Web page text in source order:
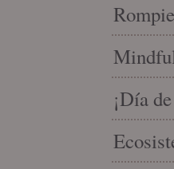
¡Día